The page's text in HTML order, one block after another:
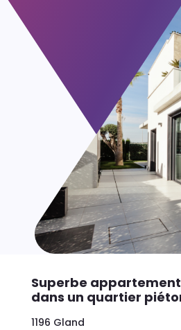
Superbe
dans un quartier
1196 Gland